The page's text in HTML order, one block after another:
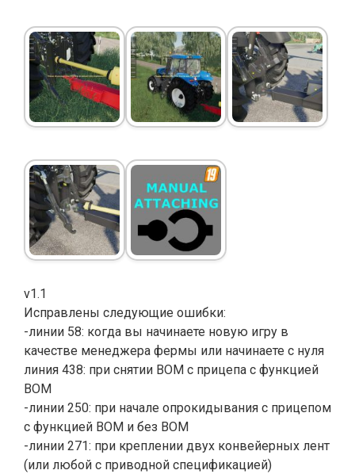
v1.1
Исправлены следующие ошибки:
-линии 58: когда вы начинаете новую игру в
качестве менеджера фермы или начинаете с нуля
линия 438: при снятии ВОМ с прицепа с функцией
ВОМ
-линии 250: при начале опрокидывания с прицепом
с функцией ВОМ и без ВОМ
-линии 271: при креплении двух конвейерных лент
(или любой с приводной спецификацией)